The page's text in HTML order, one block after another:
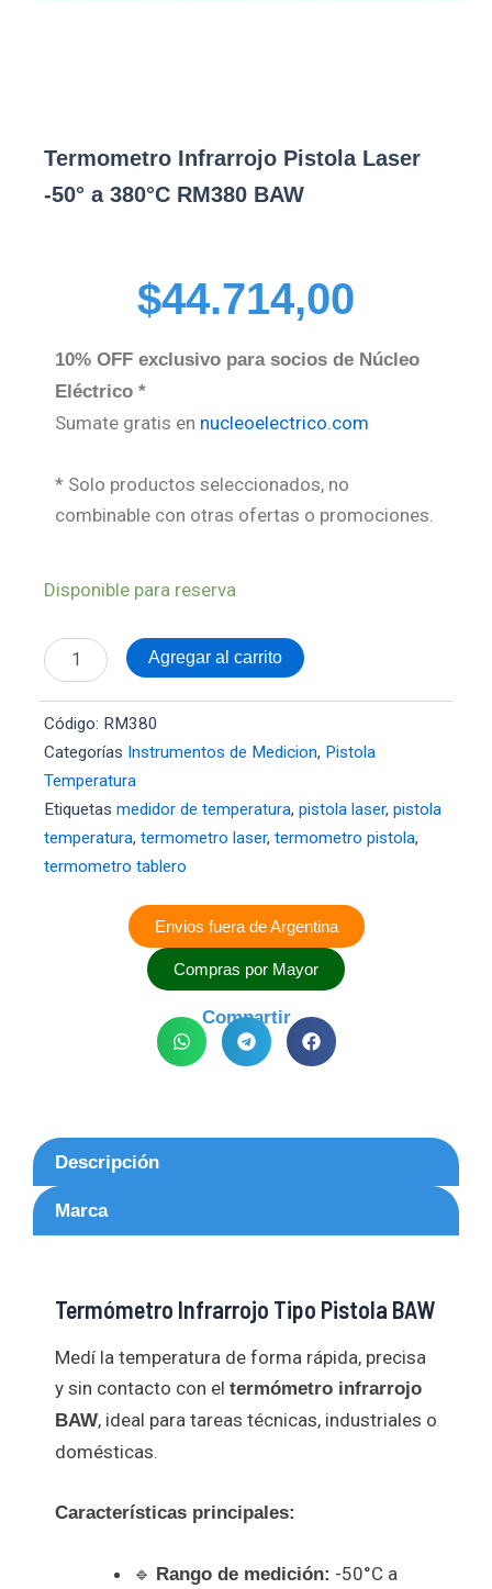
Termometro Infrarrojo Pistola Laser
-50° a 380°C RM380 BAW
$44.714,00
10% OFF exclusivo para socios de Núcleo
Eléctrico *
Sumate gratis en nucleoelectrico.com
* Solo productos seleccionados, no
combinable con otras ofertas o promociones.
Disponible para reserva
Termometro
Laser
-50°
380°C
cantidad
Agregar al carrito
Código: RM380
Categorías Instrumentos de Medicion, Pistola
Temperatura
Etiquetas medidor de temperatura, pistola laser, pistola
temperatura, termometro laser, termometro pistola,
termometro tablero
Envios fuera de Argentina
Compras por Mayor
Compartir
Descripción
Marca
Termómetro Infrarrojo Tipo Pistola BAW
Medí la temperatura de forma rápida, precisa
y sin contacto con el termómetro infrarrojo
BAW, ideal para tareas técnicas, industriales o
domésticas.
Características principales:
🔹 Rango de medición: -50°C a